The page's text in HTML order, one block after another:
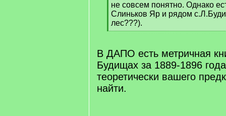
не совсем понятно. Однако
Слиньков Яр и рядом
лес???).
[
q
]
В ДАПО есть метричная
Будищах за 1889-1896
теоретически вашего
найти.